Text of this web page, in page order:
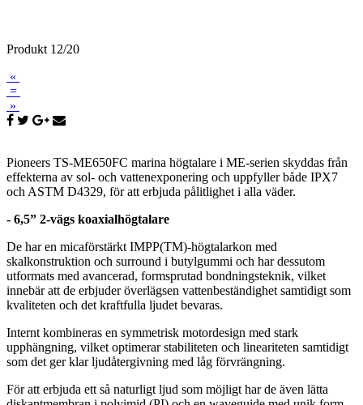
Produkt 12/20
«
=
»
Pioneers TS-ME650FC marina högtalare i ME-serien skyddas från
effekterna av sol- och vattenexponering och uppfyller både IPX7
och ASTM D4329, för att erbjuda pålitlighet i alla väder.
- 6,5” 2-vägs koaxialhögtalare
De har en micaförstärkt IMPP(TM)-högtalarkon med
skalkonstruktion och surround i butylgummi och har dessutom
utformats med avancerad, formsprutad bondningsteknik, vilket
innebär att de erbjuder överlägsen vattenbeständighet samtidigt som
kvaliteten och det kraftfulla ljudet bevaras.
Internt kombineras en symmetrisk motordesign med stark
upphängning, vilket optimerar stabiliteten och lineariteten samtidigt
som det ger klar ljudåtergivning med låg förvrängning.
För att erbjuda ett så naturligt ljud som möjligt har de även lätta